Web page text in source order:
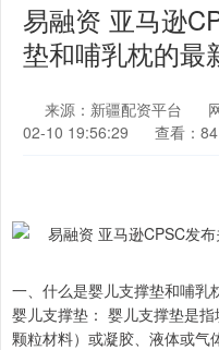
易融资 亚马逊
垫和哺乳枕的最
来源：新疆配资平台
02-10 19:56:29
查看：84
一、什么是婴儿支撑垫和哺乳
婴儿支撑垫： 婴儿支撑垫是
颗粒材料）或凝胶、液体或气